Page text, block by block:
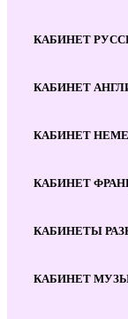
КАБИНЕТ
КАБИНЕТ
КАБИНЕТ
КАБИНЕТ
КАБИНЕТЫ
КАБИНЕТ